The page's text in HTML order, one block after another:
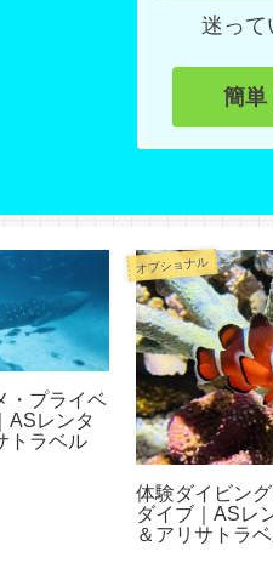
迷って
簡単
・プライベ
ASレンタ
トラベル
オプショナル
体験ダイビン
ダイブ｜ASレ
＆アリサトラ